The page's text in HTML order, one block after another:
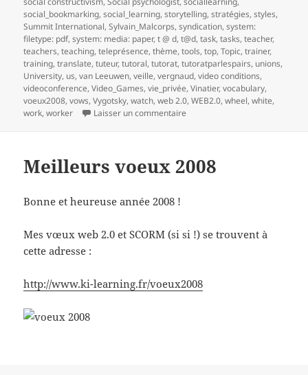
social_bookmarking,social_learning,storytelling,stratégies,styles,
Summit International,Sylvain_Malcorps,syndication,system:
filetype: pdf,system: media: paper,t @ d,t@d,task,tasks,teacher,
teachers,teaching,teleprésence,thème,tools,top,Topic,trainer,
training,translate,tuteur,tutoral,tutorat,tutoratparlespairs, unions,
University, us,van Leeuwen,veille,vergnaud,video conditions,
videoconference,Video_Games,vie_privée,Vinatier,vocabulary,
voeux2008,vows,Vygotsky,watch,web 2.0,WEB2.0,wheel,white,
work,worker Laisser un commentaire
Meilleurs voeux 2008
Bonne et heureuse année 2008 !
Mes vœux web 2.0 et SCORM (si si !) se trouvent à
cette adresse :
http://www.ki-learning.fr/voeux2008